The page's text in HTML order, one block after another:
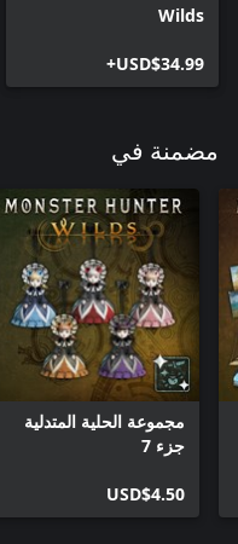
Wilds
USD$34.99+
مضمنة في
مجموعة الحلية المتدلية
جزء 7
USD$4.50